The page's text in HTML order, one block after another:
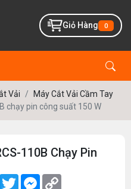
Giỏ Hàng 0
Vải
Máy Cắt Vải Cầm Tay
chạy pin công suất 150 W
110B Chạy Pin
Facebook
TwitterMessenger